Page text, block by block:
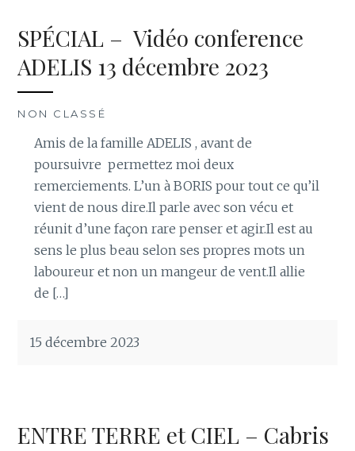
SPÉCIAL – Vidéo conference
ADELIS 13 décembre 2023
NON CLASSÉ
Amis de la famille ADELIS , avant de
poursuivre permettez moi deux
remerciements. L’un à BORIS pour tout ce qu’il
vient de nous dire.Il parle avec son vécu et
réunit d’une façon rare penser et agir.Il est au
sens le plus beau selon ses propres mots un
laboureur et non un mangeur de vent.Il allie
de […]
15 décembre 2023
ENTRE TERRE et CIEL – Cabris